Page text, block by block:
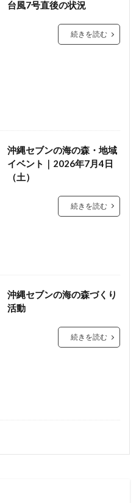
台風7号直後の状況
続きを読む
沖縄セブンの海の森・地域
イベント｜2026年7月4日
（土）
続きを読む
沖縄セブンの海の森づくり
活動
続きを読む